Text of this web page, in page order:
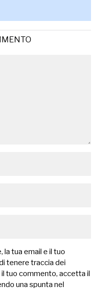
tua email e il tuo
tenere traccia dei
tuo commento, accetta il
una spunta nel